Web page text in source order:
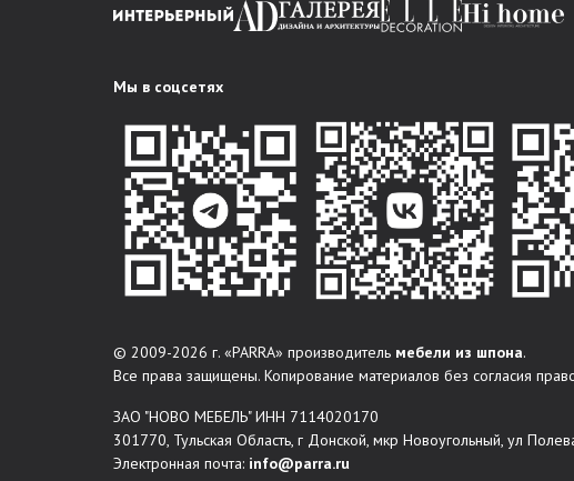
Мы в соцсетях
© 2009-2026 г. «PARRA» производитель мебели из шпона.
Все права защищены. Копирование материалов без согласия
ЗАО "НОВО МЕБЕЛЬ" ИНН 7114020170
301770, Тульская Область, г Донской, мкр Новоугольный, ул
Электронная почта: info@parra.ru